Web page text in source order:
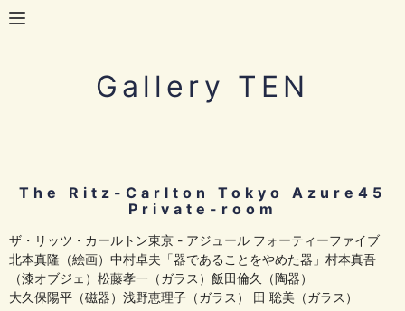
Gallery TEN
The Ritz-Carlton Tokyo Azure45
Private-room
ザ・リッツ・カールトン東京 - アジュール フォーティーファイブ
北本真隆（絵画）中村卓夫「器であることをやめた器」村本真吾
（漆オブジェ）松藤孝一（ガラス）飯田倫久（陶器）
大久保陽平（磁器）浅野恵理子（ガラス） 田 聡美（ガラス）